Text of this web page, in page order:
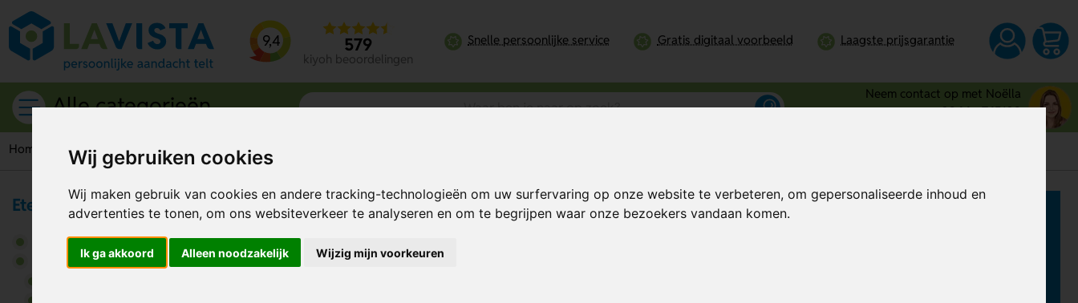
Wij gebruiken cookies
Wij maken gebruik van cookies en andere tracking-technologieën om uw surfervaring op onze website te verbeteren, om gepersonaliseerde inhoud en
advertenties te tonen, om ons websiteverkeer te analyseren en om te begrijpen waar onze bezoekers vandaan komen.
Ik ga akkoord Alleen noodzakelijk Wijzig mijn voorkeuren
9,4 579
kiyoh beoordelingen
Snelle persoonlijke service Gratis digitaal voorbeeld Laagste prijsgarantie
Alle categorieën
Neem contact op met Noëlla
0344 - 745109
Home Drinkwaren Glazen
Glazen bedrukken
Op zoek naar glazen met logo om gasten, klanten of medewerkers een drankje te serveren? Laat dan
Eten & Drinken
Broodtrommels
Drinkwaren